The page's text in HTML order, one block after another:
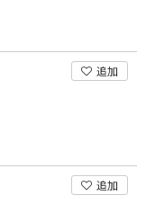
追加
追加